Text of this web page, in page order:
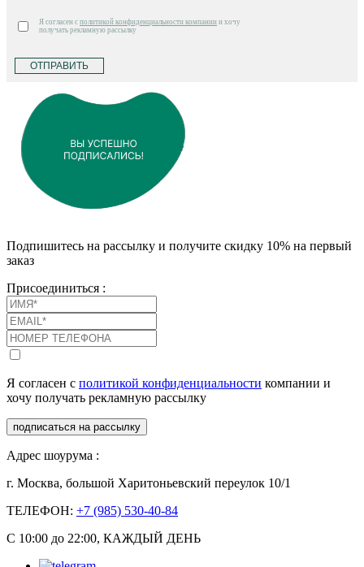
Я согласен с политикой конфиденциальности компании и хочу
получать рекламную рассылку
ОТПРАВИТЬ
Подпишитесь на рассылку и получите скидку 10% на первый
заказ
Присоединиться :
Я согласен с политикой конфиденциальности компании и
хочу получать рекламную рассылку
подписаться на рассылку
Адрес шоурума :
г. Москва, большой Харитоньевский переулок 10/1
ТЕЛЕФОН: +7 (985) 530-40-84
С 10:00 до 22:00, КАЖДЫЙ ДЕНЬ